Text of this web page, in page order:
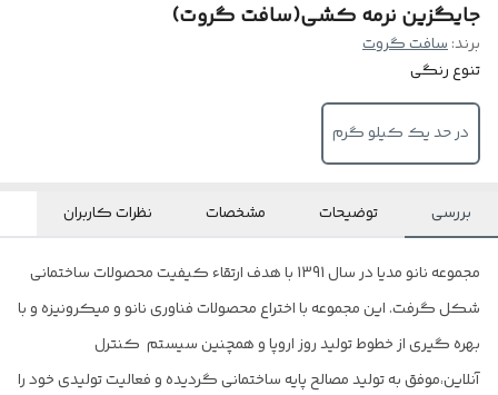
جایگزین نرمه کشی(سافت گروت)
برند:سافت گروت
تنوع رنگی
در حد یک کیلو گرم
بررسی توضیحات مشخصات نظرات کاربران
مجموعه نانو مدیا در سال 1391 با هدف ارتقاء کیفیت محصولات ساختمانی
شکل گرفت. این مجموعه با اختراع محصولات فناوری نانو و میکرونیزه و با
بهره گیری از خطوط تولید روز اروپا و همچنین سیستم کنترل
آنلاین،موفق به تولید مصالح پایه ساختمانی گردیده و فعالیت تولیدی خود را